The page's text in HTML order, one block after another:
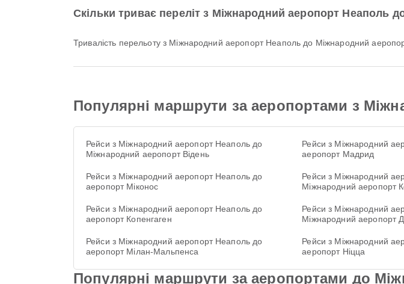
Скільки триває переліт з Міжнародний аеропорт Неаполь
Тривалість перельоту з Міжнародний аеропорт Неаполь до Міжнародний
Популярні маршрути за аеропортами з
Рейси з Міжнародний аеропорт Неаполь до
Міжнародний аеропорт Відень
Рейси з Міжнародний
аеропорт Мадрид
Рейси з Міжнародний аеропорт Неаполь до
аеропорт Міконос
Рейси з Міжнародний
Міжнародний аеропорт
Рейси з Міжнародний аеропорт Неаполь до
аеропорт Копенгаген
Рейси з Міжнародний
Міжнародний аеропорт
Рейси з Міжнародний аеропорт Неаполь до
аеропорт Мілан-Мальпенса
Рейси з Міжнародний
аеропорт Ніцца
Популярні маршрути за аеропортами до